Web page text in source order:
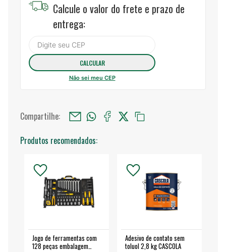
Calcule o valor do frete e prazo de
entrega:
Não sei meu CEP
Compartilhe:
Produtos recomendados:
Jogo de ferramentas com
128 peças embalagem
Adesivo de contato sem
toluol 2,8 kg CASCOLA